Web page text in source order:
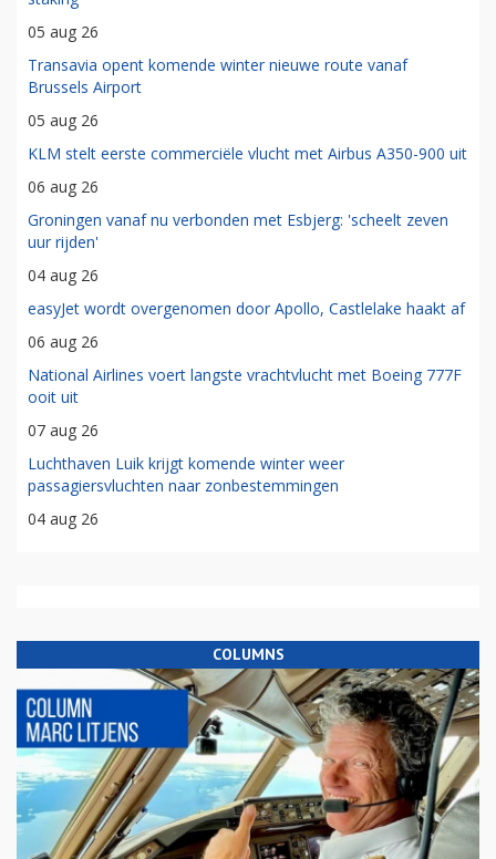
05 aug 26
Transavia opent komende winter nieuwe route vanaf
Brussels Airport
05 aug 26
KLM stelt eerste commerciële vlucht met Airbus A350-900 uit
06 aug 26
Groningen vanaf nu verbonden met Esbjerg: 'scheelt zeven
uur rijden'
04 aug 26
easyJet wordt overgenomen door Apollo, Castlelake haakt af
06 aug 26
National Airlines voert langste vrachtvlucht met Boeing 777F
ooit uit
07 aug 26
Luchthaven Luik krijgt komende winter weer
passagiersvluchten naar zonbestemmingen
04 aug 26
COLUMNS